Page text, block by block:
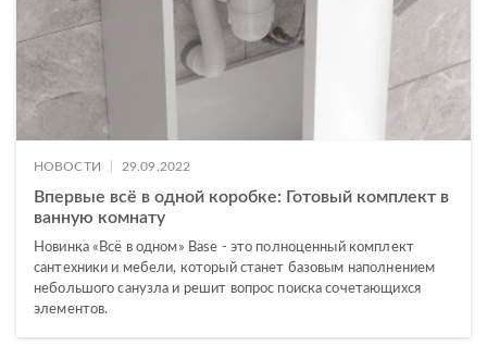
НОВОСТИ 29.09.2022
Впервые всё в одной коробке: Готовый комплект в
ванную комнату
Новинка «Всё в одном» Base - это полноценный комплект
сантехники и мебели, который станет базовым наполнением
небольшого санузла и решит вопрос поиска сочетающихся
элементов.